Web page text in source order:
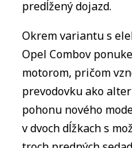
predĺžený dojazd.
Okrem variantu s
Opel Combov
motorom, pričom
prevodovku ako
pohonu nového
v dvoch dĺžkach s